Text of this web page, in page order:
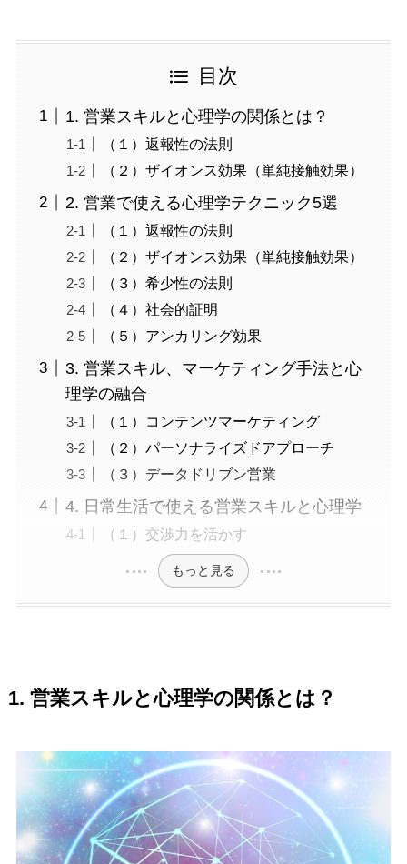
目次
1. 営業スキルと心理学の関係とは？
（１）返報性の法則
（２）ザイオンス効果（単純接触効果）
2. 営業で使える心理学テクニック5選
（１）返報性の法則
（２）ザイオンス効果（単純接触効果）
（３）希少性の法則
（４）社会的証明
（５）アンカリング効果
3. 営業スキル、マーケティング手法と心
理学の融合
（１）コンテンツマーケティング
（２）パーソナライズドアプローチ
（３）データドリブン営業
4. 日常生活で使える営業スキルと心理学
（１）交渉力を活かす
もっと見る
1. 営業スキルと心理学の関係とは？